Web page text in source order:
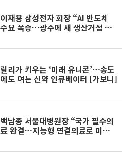
이재용 삼성전자 회장 “AI 반도체
수요 폭증…광주에 새 생산거점 검
릴리가 키우는 ‘미래 유니콘’…송도
에도 여는 신약 인큐베이터 [가보니]
백남종 서울대병원장 “국가 필수의
료 완결…지능형 연결의료로 미래